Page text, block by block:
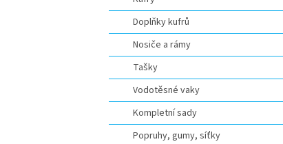
Doplňky kufrů
Nosiče a rámy
Tašky
Vodotěsné vaky
Kompletní sady
Popruhy, gumy, síťky